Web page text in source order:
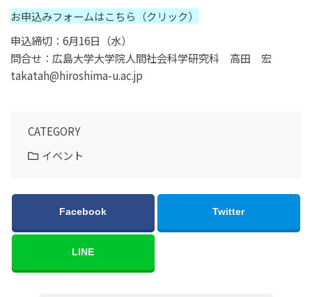
お申込みフォームはこちら（クリック）
申込締切：6月16日（水）
問合せ：広島大学大学院人間社会科学研究科 高田 宏
takatah@hiroshima-u.ac.jp
CATEGORY
イベント
Facebook Twitter
LINE